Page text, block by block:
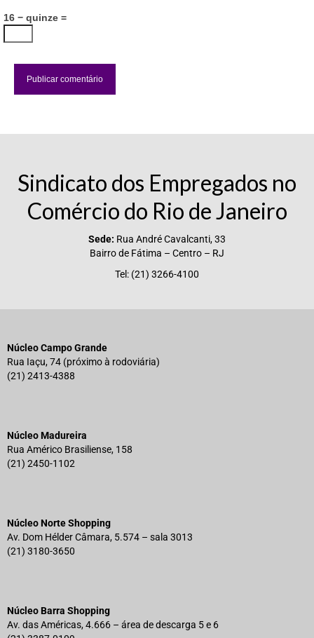
16 − quinze =
Sindicato dos Empregados no
Comércio do Rio de Janeiro
Sede: Rua André Cavalcanti, 33
Bairro de Fátima – Centro – RJ
Tel: (21) 3266-4100
Núcleo Campo Grande
Rua Iaçu, 74 (próximo à rodoviária)
(21) 2413-4388
Núcleo Madureira
Rua Américo Brasiliense, 158
(21) 2450-1102
Núcleo Norte Shopping
Av. Dom Hélder Câmara, 5.574 – sala 3013
(21) 3180-3650
Núcleo Barra Shopping
Av. das Américas, 4.666 – área de descarga 5 e 6